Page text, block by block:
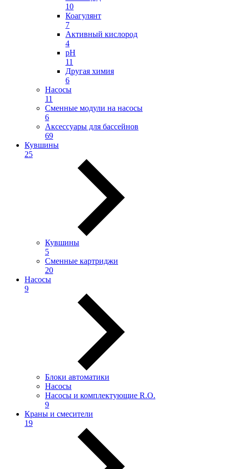
10
Коагулянт
7
Активный кислород
4
pH
11
Другая химия
6
Насосы
11
Сменные модули на насосы
6
Аксессуары для бассейнов
69
Кувшины
25
Кувшины
5
Сменные картриджи
20
Насосы
9
Блоки автоматики
Насосы
Насосы и комплектующие R.O.
9
Краны и смесители
19